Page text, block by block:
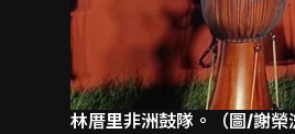
林厝里非洲鼓隊。（圖/謝榮